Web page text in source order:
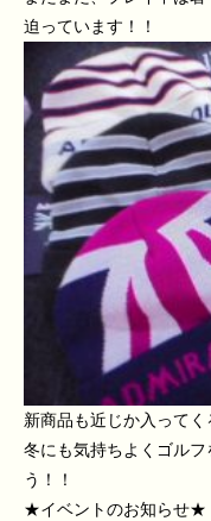
迫っています！！
新商品も近じか入ってく
冬にも気持ちよくゴル
う！！
★イベントのお知らせ★